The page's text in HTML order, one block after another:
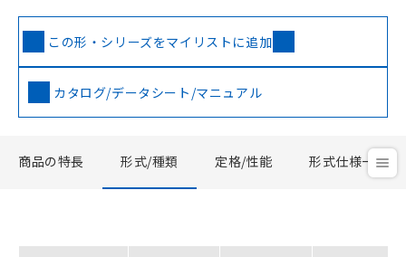
この形・シリーズをマイリストに追加
カタログ/データシート/マニュアル
商品の特長 形式/種類 定格/性能 形式仕様一覧